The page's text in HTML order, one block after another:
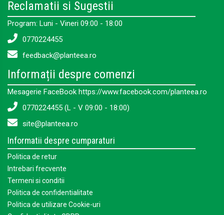
Reclamatii si Sugestii
Program: Luni - Vineri 09:00 - 18:00
0770224455
feedback@planteea.ro
Informații despre comenzi
Mesagerie FaceBook https://www.facebook.com/planteea.ro
0770224455 (L - V 09:00 - 18:00)
site@planteea.ro
Informatii despre cumparaturi
Politica de retur
Intrebari frecvente
Termeni si conditii
Politica de confidentialitate
Politica de utilizare Cookie-uri